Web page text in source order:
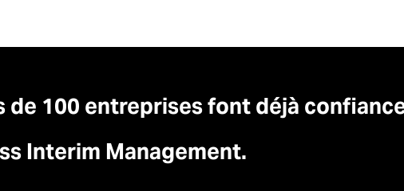
de 100 entreprises font déjà
Interim Management.